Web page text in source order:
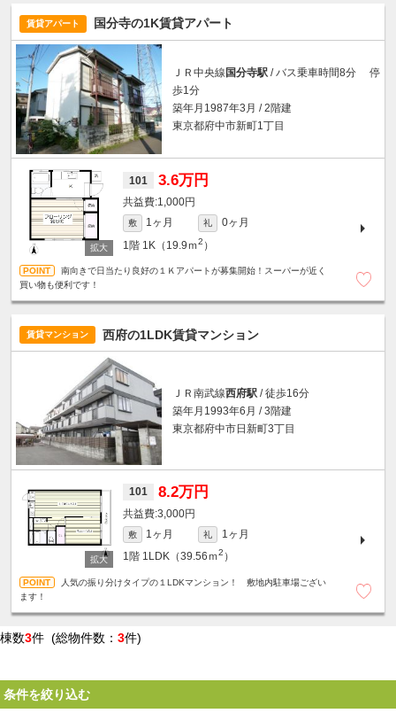
賃貸アパート 国分寺の1K賃貸アパート
ＪＲ中央線国分寺駅 / バス乗車時間8分 停
歩1分
築年月1987年3月 / 2階建
東京都府中市新町1丁目
101 3.6万円
1,000円
敷 1ヶ月 礼
0ヶ月
1階 1K（19.9ｍ2 ）
南向きで日当たり良好の１Ｋアパートが募集開始！スーパーが近く
買い物も便利です！
賃貸マンション 西府の1LDK賃貸マンション
ＪＲ南武線西府駅 / 徒歩16分
築年月1993年6月 / 3階建
東京都府中市日新町3丁目
101 8.2万円
3,000円
敷 1ヶ月 礼
1ヶ月
1階 1LDK（39.56ｍ2 ）
人気の振り分けタイプの１LDKマンション！ 敷地内駐車場ござい
ます！
棟数3件 (総物件数： 3件)
条件を絞り込む